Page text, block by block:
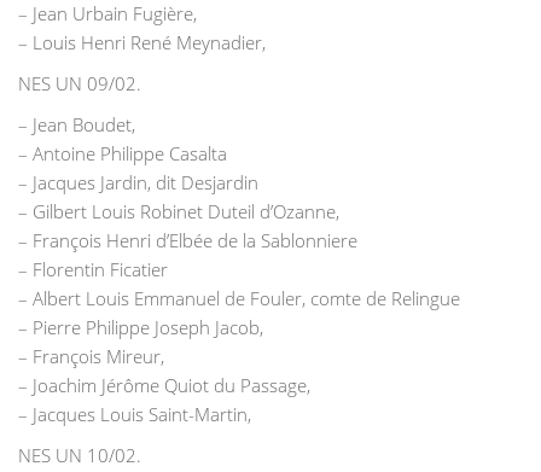
– Jean Urbain Fugière,
– Louis Henri René Meynadier,
NES UN 09/02.
– Jean Boudet,
– Antoine Philippe Casalta
– Jacques Jardin, dit Desjardin
– Gilbert Louis Robinet Duteil d’Ozanne,
– François Henri d’Elbée de la Sablonniere
– Florentin Ficatier
– Albert Louis Emmanuel de Fouler, comte de Relingue
– Pierre Philippe Joseph Jacob,
– François Mireur,
– Joachim Jérôme Quiot du Passage,
– Jacques Louis Saint-Martin,
NES UN 10/02.